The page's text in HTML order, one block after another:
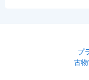
プ
古